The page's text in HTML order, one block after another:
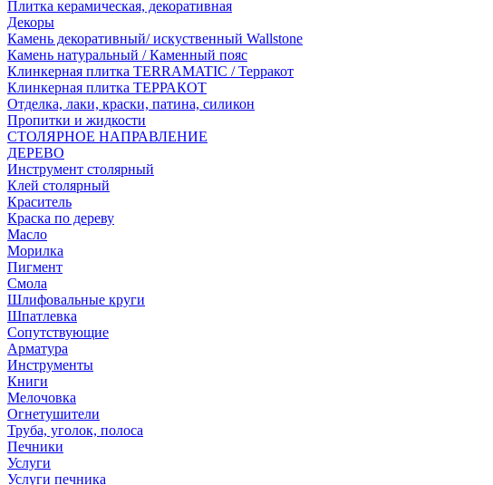
Плитка керамическая, декоративная
Декоры
Камень декоративный/ искуственный Wallstone
Камень натуральный / Каменный пояс
Клинкерная плитка TERRAMATIC / Терракот
Клинкерная плитка ТЕРРАКОТ
Отделка, лаки, краски, патина, силикон
Пропитки и жидкости
СТОЛЯРНОЕ НАПРАВЛЕНИЕ
ДЕРЕВО
Инструмент столярный
Клей столярный
Краситель
Краска по дереву
Масло
Морилка
Пигмент
Смола
Шлифовальные круги
Шпатлевка
Сопутствующие
Арматура
Инструменты
Книги
Мелочовка
Огнетушители
Труба, уголок, полоса
Печники
Услуги
Услуги печника